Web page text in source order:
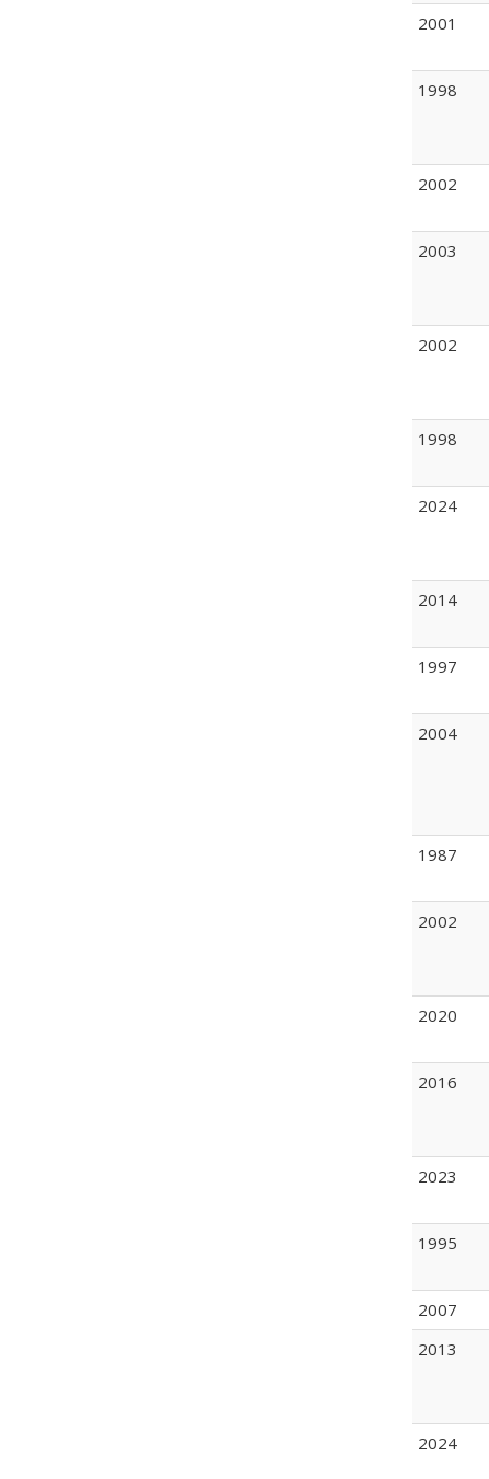
2001
1998
2002
2003
2002
1998
2024
2014
1997
2004
1987
2002
2020
2016
2023
1995
2007
2013
2024